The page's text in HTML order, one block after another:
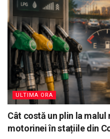
ULTIMA ORA
Cât costă un plin la
motorinei în stațiile din